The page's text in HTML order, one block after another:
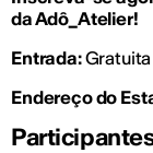
da Adô_Atelier!
Entrada:Gratuita
Endereço do